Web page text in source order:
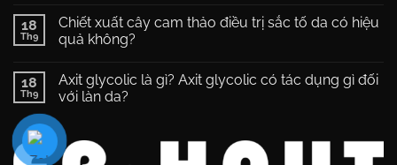
chọn
loại
kem
cho
da
dầu
phù
hợp?
bình
luận
ở
thảo
có
tác
gì?
Có
hiệu
quả
18
Th9
Chiết xuất cây cam thảo điều trị sắc tố da có hiệu
quả không?
bình
luận
ở
xuất
cây
cam
thảo
18
Th9
Axit glycolic là gì? Axit glycolic có tác dụng gì đối
với làn da?
có
bình
luận
ở